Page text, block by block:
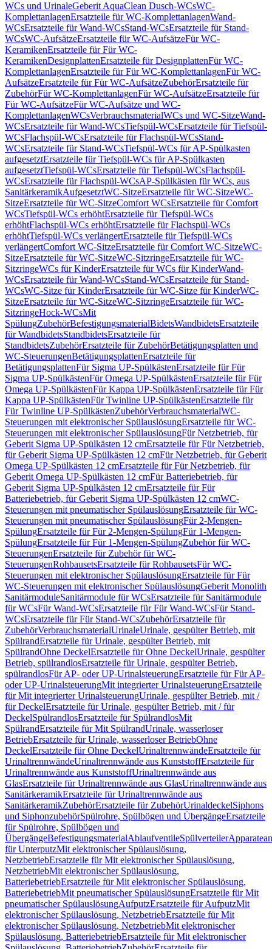
WCs und UrinaleGeberit AquaClean Dusch-WCsWC-
KomplettanlagenErsatzteile für WC-KomplettanlagenWand-
WCsErsatzteile für Wand-WCsStand-WCsErsatzteile für Stand-
WCsWC-AufsätzeErsatzteile für WC-AufsätzeFür WC-
KeramikenErsatzteile für Für WC-
KeramikenDesignplattenErsatzteile für DesignplattenFür WC-
KomplettanlagenErsatzteile für Für WC-KomplettanlagenFür WC-
AufsätzeErsatzteile für Für WC-AufsätzeZubehörErsatzteile für
ZubehörFür WC-KomplettanlagenFür WC-AufsätzeErsatzteile für
Für WC-AufsätzeFür WC-Aufsätze und WC-
KomplettanlagenWCsVerbrauchsmaterialWCs und WC-SitzeWand-
WCsErsatzteile für Wand-WCsTiefspül-WCsErsatzteile für Tiefspül-
WCsFlachspül-WCsErsatzteile für Flachspül-WCsStand-
WCsErsatzteile für Stand-WCsTiefspül-WCs für AP-Spülkasten
aufgesetztErsatzteile für Tiefspül-WCs für AP-Spülkasten
aufgesetztTiefspül-WCsErsatzteile für Tiefspül-WCsFlachspül-
WCsErsatzteile für Flachspül-WCsAP-Spülkästen für WCs, aus
SanitärkeramikAufgesetztWC-SitzeErsatzteile für WC-SitzeWC-
SitzeErsatzteile für WC-SitzeComfort WCsErsatzteile für Comfort
WCsTiefspül-WCs erhöhtErsatzteile für Tiefspül-WCs
erhöhtFlachspül-WCs erhöhtErsatzteile für Flachspül-WCs
erhöhtTiefspül-WCs verlängertErsatzteile für Tiefspül-WCs
verlängertComfort WC-SitzeErsatzteile für Comfort WC-SitzeWC-
SitzeErsatzteile für WC-SitzeWC-SitzringeErsatzteile für WC-
SitzringeWCs für KinderErsatzteile für WCs für KinderWand-
WCsErsatzteile für Wand-WCsStand-WCsErsatzteile für Stand-
WCsWC-Sitze für KinderErsatzteile für WC-Sitze für KinderWC-
SitzeErsatzteile für WC-SitzeWC-SitzringeErsatzteile für WC-
SitzringeHock-WCsMit
SpülungZubehörBefestigungsmaterialBidetsWandbidetsErsatzteile
für WandbidetsStandbidetsErsatzteile für
StandbidetsZubehörErsatzteile für ZubehörBetätigungsplatten und
WC-SteuerungenBetätigungsplattenErsatzteile für
BetätigungsplattenFür Sigma UP-SpülkästenErsatzteile für Für
Sigma UP-SpülkästenFür Omega UP-SpülkästenErsatzteile für Für
Omega UP-SpülkästenFür Kappa UP-SpülkästenErsatzteile für Für
Kappa UP-SpülkästenFür Twinline UP-SpülkästenErsatzteile für
Für Twinline UP-SpülkästenZubehörVerbrauchsmaterialWC-
Steuerungen mit elektronischer SpülauslösungErsatzteile für WC-
Steuerungen mit elektronischer SpülauslösungFür Netzbetrieb, für
Geberit Sigma UP-Spülkästen 12 cmErsatzteile für Für Netzbetrieb,
für Geberit Sigma UP-Spülkästen 12 cmFür Netzbetrieb, für Geberit
Omega UP-Spülkästen 12 cmErsatzteile für Für Netzbetrieb, für
Geberit Omega UP-Spülkästen 12 cmFür Batteriebetrieb, für
Geberit Sigma UP-Spülkästen 12 cmErsatzteile für Für
Batteriebetrieb, für Geberit Sigma UP-Spülkästen 12 cmWC-
Steuerungen mit pneumatischer SpülauslösungErsatzteile für WC-
Steuerungen mit pneumatischer SpülauslösungFür 2-Mengen-
SpülungErsatzteile für Für 2-Mengen-SpülungFür 1-Mengen-
SpülungErsatzteile für Für 1-Mengen-SpülungZubehör für WC-
SteuerungenErsatzteile für Zubehör für WC-
SteuerungenRohbausetsErsatzteile für RohbausetsFür WC-
Steuerungen mit elektronischer SpülauslösungErsatzteile für Für
WC-Steuerungen mit elektronischer SpülauslösungGeberit Monolith
SanitärmoduleSanitärmodule für WCsErsatzteile für Sanitärmodule
für WCsFür Wand-WCsErsatzteile für Für Wand-WCsFür Stand-
WCsErsatzteile für Für Stand-WCsZubehörErsatzteile für
ZubehörVerbrauchsmaterialUrinaleUrinale, gespülter Betrieb, mit
SpülrandErsatzteile für Urinale, gespülter Betrieb, mit
SpülrandOhne DeckelErsatzteile für Ohne DeckelUrinale, gespülter
Betrieb, spülrandlosErsatzteile für Urinale, gespülter Betrieb,
spülrandlosFür AP- oder UP-UrinalsteuerungErsatzteile für Für AP-
oder UP-UrinalsteuerungMit integrierter UrinalsteuerungErsatzteile
für Mit integrierter UrinalsteuerungUrinale, gespülter Betrieb, mit /
für DeckelErsatzteile für Urinale, gespülter Betrieb, mit / für
DeckelSpülrandlosErsatzteile für SpülrandlosMit
SpülrandErsatzteile für Mit SpülrandUrinale, wasserloser
BetriebErsatzteile für Urinale, wasserloser BetriebOhne
DeckelErsatzteile für Ohne DeckelUrinaltrennwändeErsatzteile für
UrinaltrennwändeUrinaltrennwände aus KunststoffErsatzteile für
Urinaltrennwände aus KunststoffUrinaltrennwände aus
GlasErsatzteile für Urinaltrennwände aus GlasUrinaltrennwände aus
SanitärkeramikErsatzteile für Urinaltrennwände aus
SanitärkeramikZubehörErsatzteile für ZubehörUrinaldeckelSiphons
und SiphonzubehörSpülrohre, Spülbögen und ÜbergängeErsatzteile
für Spülrohre, Spülbögen und
ÜbergängeBefestigungsmaterialAblaufventileSpülverteiler
für UnterputzMit elektronischer Spülauslösung,
NetzbetriebErsatzteile für Mit elektronischer Spülauslösung,
NetzbetriebMit elektronischer Spülauslösung,
BatteriebetriebErsatzteile für Mit elektronischer Spülauslösung,
BatteriebetriebMit pneumatischer SpülauslösungErsatzteile für Mit
pneumatischer SpülauslösungAufputzErsatzteile für AufputzMit
elektronischer Spülauslösung, NetzbetriebErsatzteile für Mit
elektronischer Spülauslösung, NetzbetriebMit elektronischer
Spülauslösung, BatteriebetriebErsatzteile für Mit elektronischer